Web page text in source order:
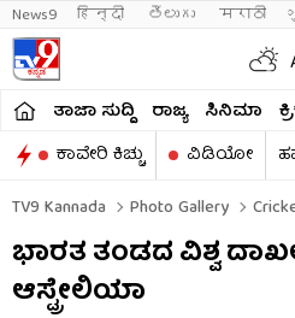
News9 हिन्दी తెలుగు मराठी
ತಾಜಾ ಸುದ್ದಿ ರಾಜ್ಯ ಸಿನಿಮಾ
ಕಾವೇರಿ ಕಿಚ್ಚು
ವಿಡಿಯೋ
TV9 Kannada
Photo Gallery
ಭಾರತ ತಂಡದ ವಿಶ್ವ
ಆಸ್ಟ್ರೇಲಿಯಾ